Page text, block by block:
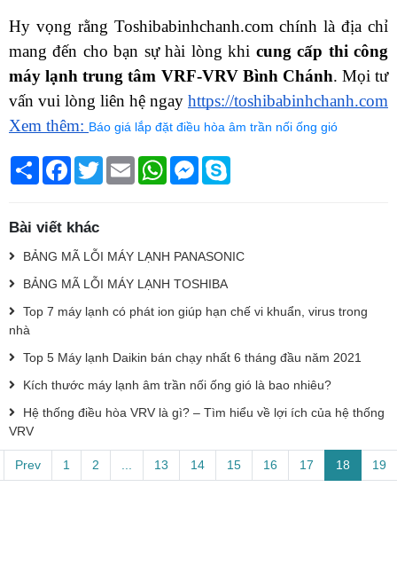
Hy vọng rằng Toshibabinhchanh.com chính là địa chỉ
mang đến cho bạn sự hài lòng khi cung cấp thi công
máy lạnh trung tâm VRF-VRV Bình Chánh. Mọi tư
vấn vui lòng liên hệ ngay https://toshibabinhchanh.com
Xem thêm: Báo giá lắp đặt điều hòa âm trần nối ống gió
Chia
sẻ
Facebook
TwitterEmail WhatsAppMessenger
Bài viết khác
BẢNG MÃ LỖI MÁY LẠNH PANASONIC
BẢNG MÃ LỖI MÁY LẠNH TOSHIBA
Top 7 máy lạnh có phát ion giúp hạn chế vi khuẩn, virus trong
nhà
Top 5 Máy lạnh Daikin bán chạy nhất 6 tháng đầu năm 2021
Kích thước máy lạnh âm trần nối ống gió là bao nhiêu?
Hệ thống điều hòa VRV là gì? – Tìm hiểu về lợi ích của hệ thống
VRV
Prev 1 2 ... 13 14 15 16 17 18 19